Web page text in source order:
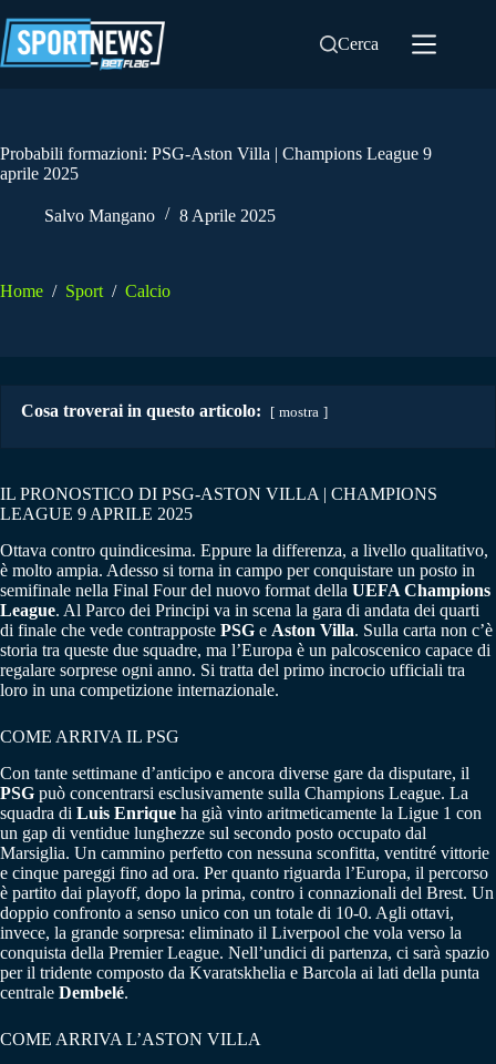
al
contenuto
Cerca
Probabili formazioni: PSG-Aston Villa | Champions League 9
aprile 2025
Salvo Mangano 8 Aprile 2025
Home / Sport / Calcio
Cosa troverai in questo articolo: mostra
IL PRONOSTICO DI PSG-ASTON VILLA | CHAMPIONS
LEAGUE 9 APRILE 2025
Ottava contro quindicesima. Eppure la differenza, a livello qualitativo,
è molto ampia. Adesso si torna in campo per conquistare un posto in
semifinale nella Final Four del nuovo format della UEFA Champions
League. Al Parco dei Principi va in scena la gara di andata dei quarti
di finale che vede contrapposte PSG e Aston Villa. Sulla carta non c’è
storia tra queste due squadre, ma l’Europa è un palcoscenico capace di
regalare sorprese ogni anno. Si tratta del primo incrocio ufficiali tra
loro in una competizione internazionale.
COME ARRIVA IL PSG
Con tante settimane d’anticipo e ancora diverse gare da disputare, il
PSG può concentrarsi esclusivamente sulla Champions League. La
squadra di Luis Enrique ha già vinto aritmeticamente la Ligue 1 con
un gap di ventidue lunghezze sul secondo posto occupato dal
Marsiglia. Un cammino perfetto con nessuna sconfitta, ventitré vittorie
e cinque pareggi fino ad ora. Per quanto riguarda l’Europa, il percorso
è partito dai playoff, dopo la prima, contro i connazionali del Brest. Un
doppio confronto a senso unico con un totale di 10-0. Agli ottavi,
invece, la grande sorpresa: eliminato il Liverpool che vola verso la
conquista della Premier League. Nell’undici di partenza, ci sarà spazio
per il tridente composto da Kvaratskhelia e Barcola ai lati della punta
centrale Dembelé.
COME ARRIVA L’ASTON VILLA